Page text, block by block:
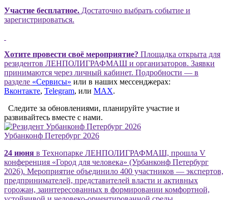
Участие бесплатное. Достаточно выбрать событие и
зарегистрироваться.
Хотите провести своё мероприятие? Площадка открыта для
резидентов ЛЕНПОЛИГРАФМАШ и организаторов. Заявки
принимаются через личный кабинет. Подробности — в
разделе «Сервисы» или в наших мессенджерах:
Вконтакте, Telegram, или МАХ.
Следите за обновлениями, планируйте участие и
развивайтесь вместе с нами.
Урбанконф Петербург 2026
24 июня в Технопарке ЛЕНПОЛИГРАФМАШ, прошла V
конференция «Город для человека» (Урбанконф Петербург
2026). Мероприятие объединило 400 участников — экспертов,
предпринимателей, представителей власти и активных
горожан, заинтересованных в формировании комфортной,